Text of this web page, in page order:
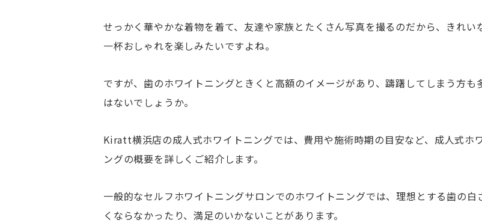
せっかく華やかな着物を着て、友達や家族とたくさん写真を撮るのだから、きれい
一杯おしゃれを楽しみたいですよね。
ですが、歯のホワイトニングときくと高額のイメージがあり、躊躇してしまう方も
はないでしょうか。
Kiratt横浜店の成人式ホワイトニングでは、費用や施術時期の目安など、成人式ホ
ングの概要を詳しくご紹介します。
一般的なセルフホワイトニングサロンでのホワイトニングでは、理想とする歯の白
くならなかったり、満足のいかないことがあります。